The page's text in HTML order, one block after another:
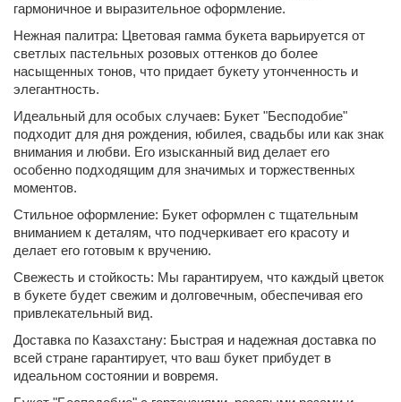
гармоничное и выразительное оформление.
Нежная палитра: Цветовая гамма букета варьируется от
светлых пастельных розовых оттенков до более
насыщенных тонов, что придает букету утонченность и
элегантность.
Идеальный для особых случаев: Букет "Бесподобие"
подходит для дня рождения, юбилея, свадьбы или как знак
внимания и любви. Его изысканный вид делает его
особенно подходящим для значимых и торжественных
моментов.
Стильное оформление: Букет оформлен с тщательным
вниманием к деталям, что подчеркивает его красоту и
делает его готовым к вручению.
Свежесть и стойкость: Мы гарантируем, что каждый цветок
в букете будет свежим и долговечным, обеспечивая его
привлекательный вид.
Доставка по Казахстану: Быстрая и надежная доставка по
всей стране гарантирует, что ваш букет прибудет в
идеальном состоянии и вовремя.